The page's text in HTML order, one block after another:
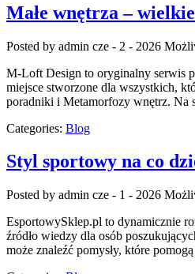
Małe wnętrza –
Posted by admin cze - 2 - 2026
M-Loft Design to oryginalny serwis
miejsce stworzone dla wszystkich,
poradniki i Metamorfozy wnętrz. Na
Categories: Blog
Styl sportowy na co
Posted by admin cze - 1 - 2026
EsportowySklep.pl to dynamicznie
źródło wiedzy dla osób
może znaleźć pomysły, które